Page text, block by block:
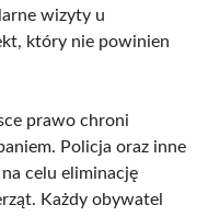
wizyty u
który nie powinien
prawo chroni
Policja oraz inne
na celu eliminację
Każdy obywatel